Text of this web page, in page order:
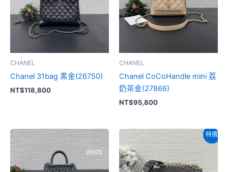
CHANEL
Chanel 31bag 黑金(26750)
NT$118,800
CHANEL
Chanel CoCoHandle mini 荔
奶茶金(27866)
NT$95,800
特價
原
NT$108,800。
目
前